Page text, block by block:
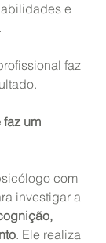
e
faz
um
com
investigar a
. Ele realiza